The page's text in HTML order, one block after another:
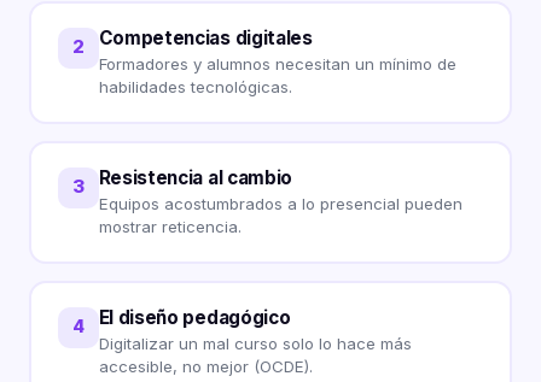
2 Competencias digitales
Formadores y alumnos necesitan un mínimo de
habilidades tecnológicas.
3 Resistencia al cambio
Equipos acostumbrados a lo presencial pueden
mostrar reticencia.
4 El diseño pedagógico
Digitalizar un mal curso solo lo hace más
accesible, no mejor (OCDE).